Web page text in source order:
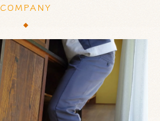
COMPANY